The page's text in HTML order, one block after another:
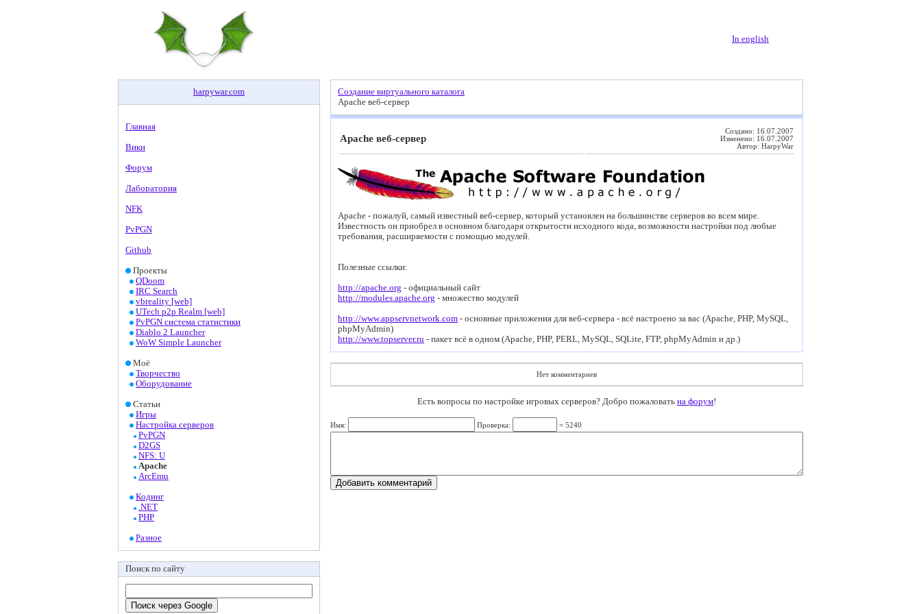
In english
harpywar.com
Главная
Вики
Форум
Лаборатория
NFK
PvPGN
Github
Проекты
QDoom
IRC Search
vbreality [web]
UTech p2p Realm [web]
PvPGN система статистики
Diablo 2 Launcher
WoW Simple Launcher
Моё
Творчество
Оборудование
Статьи
Игры
Настройка серверов
PvPGN
D2GS
NFS: U
Apache
ArcEmu
Кодинг
.NET
PHP
Разное
Поиск по сайту
Создание виртуального каталога
Apache веб-сервер
Apache веб-сервер
Создано: 16.07.2007
Изменено: 16.07.2007
Автор: HarpyWar
Apache - пожалуй, самый известный веб-сервер, который установлен на большинстве серверов во всем мире.
Известность он приобрел в основном благодаря открытости исходного кода, возможности настройки под любые
требования, расширяемости с помощью модулей.
Полезные ссылки:
http://apache.org - официальный сайт
http://modules.apache.org - множество модулей
http://www.appservnetwork.com - основные приложения для веб-сервера - всё настроено за вас (Apache, PHP, MySQL,
phpMyAdmin)
http://www.topserver.ru - пакет всё в одном (Apache, PHP, PERL, MySQL, SQLite, FTP, phpMyAdmin и др.)
Нет комментариев
Есть вопросы по настройке игровых серверов? Добро пожаловать на форум!
Имя: Проверка: = 5240